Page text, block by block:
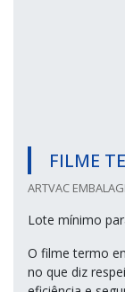
FILME
ARTVAC
Lote mínimo
O filme termo
no que diz